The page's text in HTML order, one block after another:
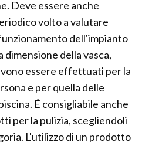
Deve essere anche
volto a valutare
dell'impianto
della vasca,
essere effettuati per la
e per quella delle
É consigliabile anche
per la pulizia, scegliendoli
L'utilizzo di un prodotto